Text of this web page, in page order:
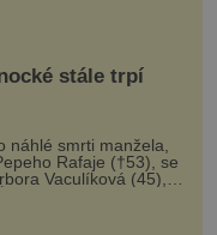
zacílení ...
stále trpí
náhlé smrti manžela,
Rafaje (†53), se
Vaculíková (45),
(75), poprvé
síti
fung...